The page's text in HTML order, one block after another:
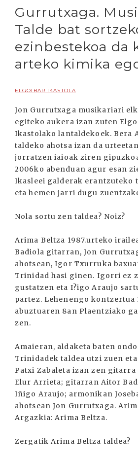
Gurrutxaga.
Talde bat
ezinbestekoa da
arteko kimika
ELGOIBAR IKASTOLA
Jon Gurrutxaga musikariari
egiteko aukera izan zuten
Ikastolako lantaldekoek. Bera
taldeko ahotsa izan da
jorratzen iaioak ziren
2006ko abenduan agur esan
Ikasleei galderak erantzuteko
eta hemen jarri dugu
Nola sortu zen taldea? Noiz?
Arima Beltza 1987.urteko
Badiola gitarran, Jon
ahotsean, Igor Txurruka
Trinidad hasi ginen. Igorri ez
gustatzen eta I?igo Araujo
partez. Lehenengo kontzertua
abuztuaren 8an Plaentziako
zen.
Amaieran, aldaketa baten
Trinidadek taldea utzi zuen
Patxi Zabaleta izan zen
Elur Arrieta; gitarran Aitor
Iñigo Araujo; armonikan
ahotsean Jon Gurrutxaga.
Argazkia: Arima Beltza.
Zergatik Arima Beltza taldea?